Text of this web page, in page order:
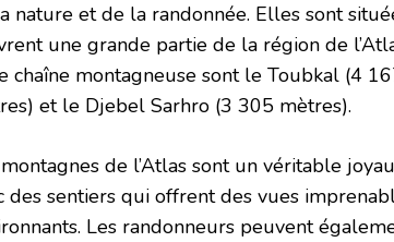
nature et de la randonnée. Elles sont
une grande partie de la région de
chaîne montagneuse sont le Toubkal (4
et le Djebel Sarhro (3 305 mètres).
de l’Atlas sont un véritable
des sentiers qui offrent des vues
Les randonneurs peuvent